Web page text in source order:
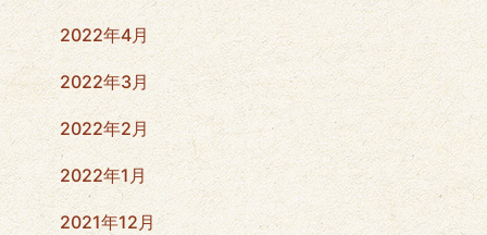
2022年4月
2022年3月
2022年2月
2022年1月
2021年12月